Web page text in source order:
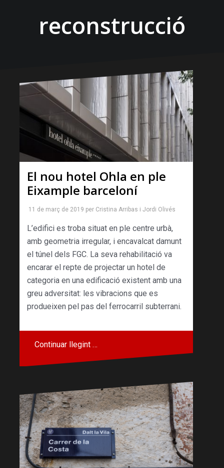
reconstrucció
El nou hotel Ohla en ple
Eixample barceloní
11 de març de 2019 per Cristina Arribas i Jordi Olivés
L’edifici es troba situat en ple centre urbà,
amb geometria irregular, i encavalcat damunt
el túnel dels FGC. La seva rehabilitació va
encarar el repte de projectar un hotel de
categoria en una edificació existent amb una
greu adversitat: les vibracions que es
produeixen pel pas del ferrocarril subterrani.
Continuar llegint …